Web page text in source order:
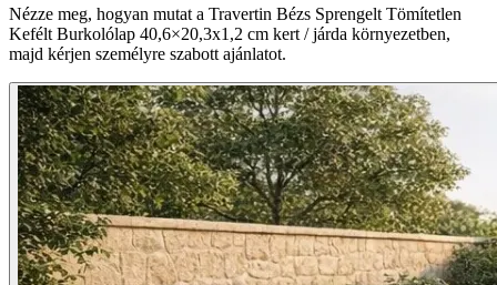
Nézze meg, hogyan mutat a Travertin Bézs Sprengelt Tömítetlen
Kefélt Burkolólap 40,6×20,3x1,2 cm kert / járda környezetben,
majd kérjen személyre szabott ajánlatot.